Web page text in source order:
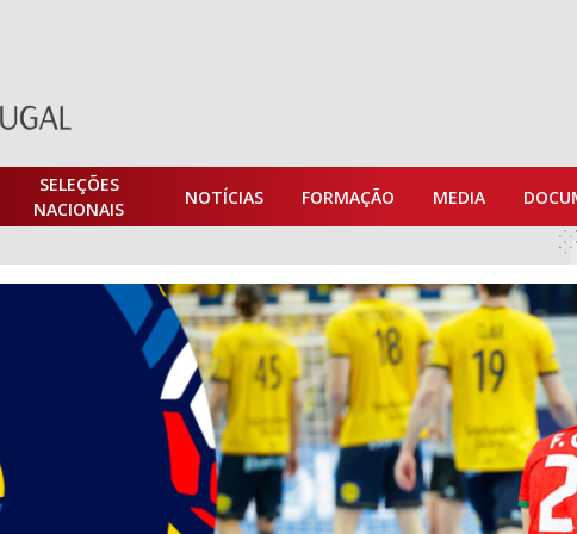
SELEÇÕES
NACIONAIS
NOTÍCIAS FORMAÇÃO MEDIA